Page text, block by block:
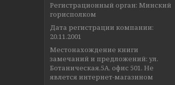
Регистрационный орган: Минский
горисполком
Дата регистрации компании:
20.11.2001
Местонахождение книги
замечаний и предложений: ул.
Ботаническая,5А, офис 501. Не
явлется интернет-магазином